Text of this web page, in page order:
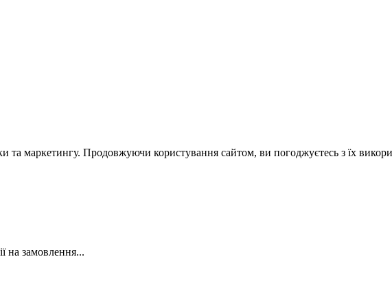
та маркетингу. Продовжуючи користування сайтом, ви погоджуєтесь з їх
на замовлення...